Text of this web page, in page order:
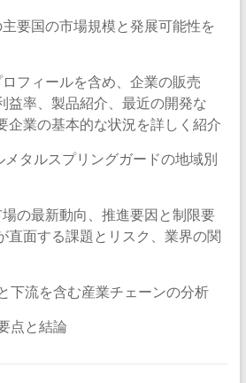
要国の市場規模と発展可能性を
フィールを含め、企業の販売
益率、製品紹介、最近の開発な
企業の基本的な状況を詳しく紹介
タルスプリングガードの地域別
の最新動向、推進要因と制限要
直面する課題とリスク、業界の関
下流を含む産業チェーンの分析
点と結論